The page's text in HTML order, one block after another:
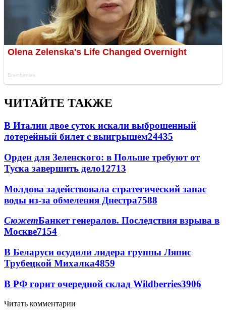
ЧИТАЙТЕ ТАКЖЕ
В Италии двое суток искали выброшенный
лотерейный билет с выигрышем24435
Орден для Зеленского: в Польше требуют от
Туска завершить дело12713
Молдова задействовала стратегический запас
воды из-за обмеления Днестра7588
СюжетБанкет генералов. Последствия взрыва в
Москве7154
В Беларуси осудили лидера группы Ляпис
Трубецкой Михалка4859
В РФ горит очередной склад Wildberries3906
Читать комментарии